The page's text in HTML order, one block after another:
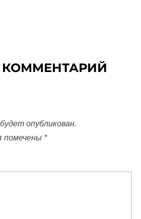
опубликован.
помечены *